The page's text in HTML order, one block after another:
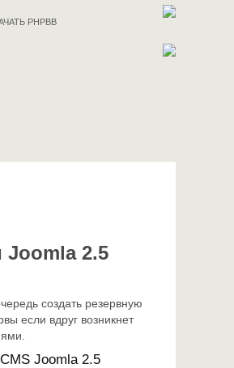
PHPBB
2.5
создать резервную
если вдруг возникнет
Joomla 2.5